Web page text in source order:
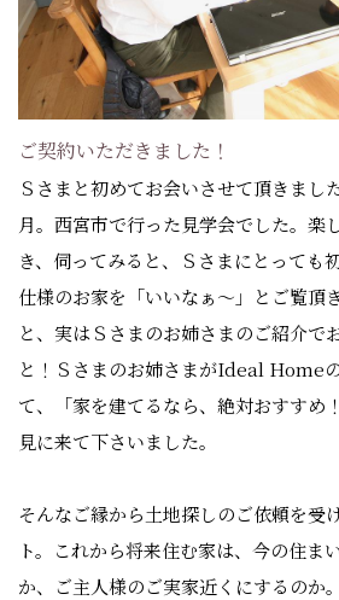
ご契約いただきました！
Ｓさまと初めてお会いさせて頂きまし
月。西宮市で行った見学会でした。楽
き、伺ってみると、Ｓさまにとっても
仕様のお家を「いいなぁ～」とご覧頂
と、実はＳさまのお姉さまのご紹介で
と！Ｓさまのお姉さまがIdeal Home
て、「家を建てるなら、絶対おすすめ
見に来て下さいました。
そんなご縁から土地探しのご依頼を受
ト。これから将来住む家は、今の住ま
か、ご主人様のご実家近くにするのか